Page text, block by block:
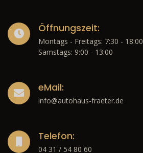
Öffnungszeit:
Montags - Freitags: 7:30 - 18:00
Samstags: 9:00 - 13:00
eMail:
info@autohaus-fraeter.de
Telefon:
04 31 / 54 80 60